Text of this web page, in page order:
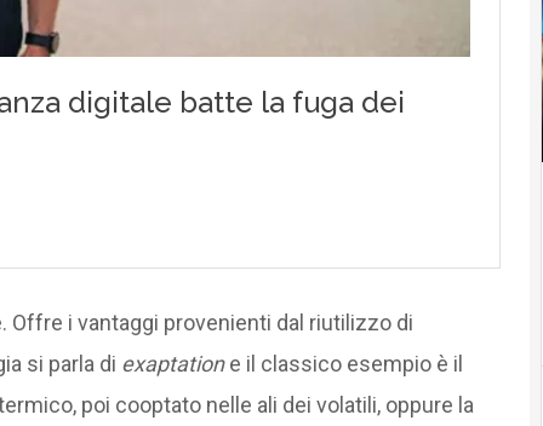
i vantaggi provenienti dal riutilizzo di
si parla di exaptatione il classico esempio è il
poi cooptato nelle ali dei volatili, oppure la